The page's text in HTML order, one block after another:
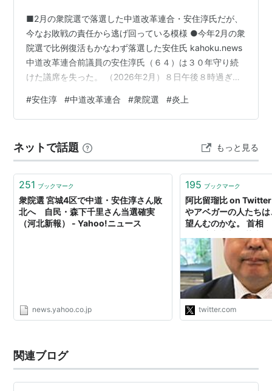
秋田支局を経て東京報道局政治部記者（総理官
邸、自民党、文部省、自治省政治改革などを担
当）
1993年、NHKを退社し、第40回衆議院総選挙に無所
属で出馬したが落選。
新党さきがけに入党、宮城県本部長を務める
1996年、新党さきがけを離党し、民主党に入党
初当選
委員長
2009年、第45回衆議院議員総選挙当選、党選挙対策
委員長
2010年、防衛副大臣（菅改造内閣）
■2月の衆院選で落選した中道改革連合・安住淳氏だが、
今なお敗戦の責任から逃げ回っている模様 ●今年2月の衆
院選で比例復活もかなわず落選した安住氏 kahoku.news
中道改革連合前議員の安住淳氏（６４）は３０年守り続
けた議席を失った。 （2026年2月）８日午後８時過ぎ、
入ると、動揺が広がり、静まり返った。都内で全国の開
票状況を見守っていた安住氏はオンラインでスクリーン
失い心からおわび申し上げる」と頭を下げた。 （中略）
党共同幹事長として全国を遊説していたが、最終盤は予
定を変更して選挙区内…
#安住淳 #中道改革連合 #衆院選 #炎上
ネットで話題 もっと見る
251 ブックマーク
衆院選 宮城4区で中道・安住淳さん敗
北へ 自民・森下千里さん当選確実
（河北新報） - Yahoo!ニュース
news.yahoo.co.jp
195 ブックマーク
阿比留瑠比 on
やアベガーの人たち
望んむのかな。 首相
洋之 外相 福山哲朗
防衛相 安住淳 文部
(民間) 法相 枝野幸
https://t.co/
twitter.com
関連ブログ